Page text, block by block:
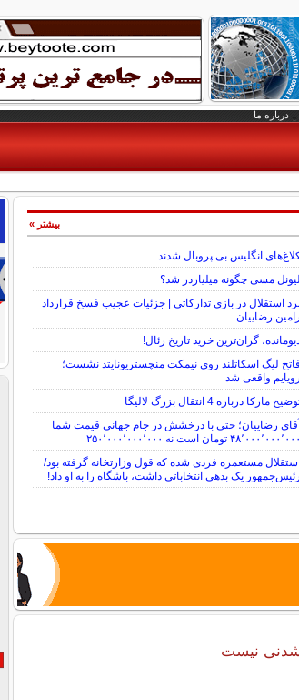
درباره ما
انگلیس بی پروبال شدند
لیونل مسی چگونه میلیاردر شد؟
استقلال در بازی تدارکاتی | جزئیات عجیب فسخ قرارداد
رامین رضاییان
گران‌ترین خرید تاریخ رئال!
فاتح لیگ اسکاتلند روی نیمکت منچستریونایتد نشست؛
رویایم واقعی شد
مارکا درباره 4 انتقال بزرگ لالیگا
آقای رضاییان؛ حتی با درخشش در جام جهانی قیمت شما
۴۸٬۰۰۰٬۰۰۰٬۰۰۰ تومان است نه ۲۵۰٬۰۰۰٬۰۰۰٬۰۰۰
استقلال مستعمره فردی شده که قول وزارتخانه گرفته بود/
رئیس‌جمهور یک بدهی انتخاباتی داشت، باشگاه را به او داد!
بیشتر »
شدنی نیست